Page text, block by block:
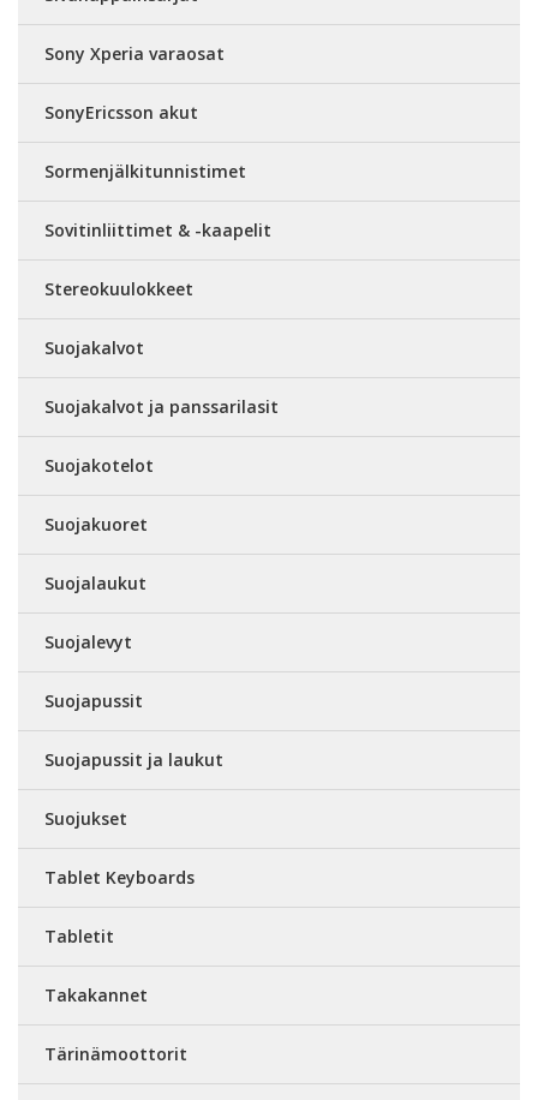
Sony Xperia varaosat
SonyEricsson akut
Sormenjälkitunnistimet
Sovitinliittimet & -kaapelit
Stereokuulokkeet
Suojakalvot
Suojakalvot ja panssarilasit
Suojakotelot
Suojakuoret
Suojalaukut
Suojalevyt
Suojapussit
Suojapussit ja laukut
Suojukset
Tablet Keyboards
Tabletit
Takakannet
Tärinämoottorit